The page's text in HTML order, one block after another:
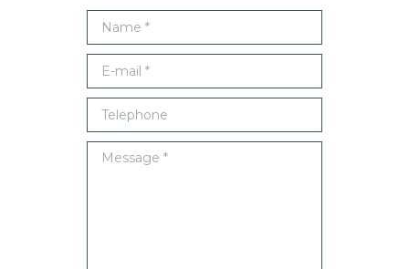
Name *
E-mail *
Telephone
Message *